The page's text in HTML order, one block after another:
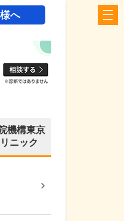
へ
機構東京
ニック